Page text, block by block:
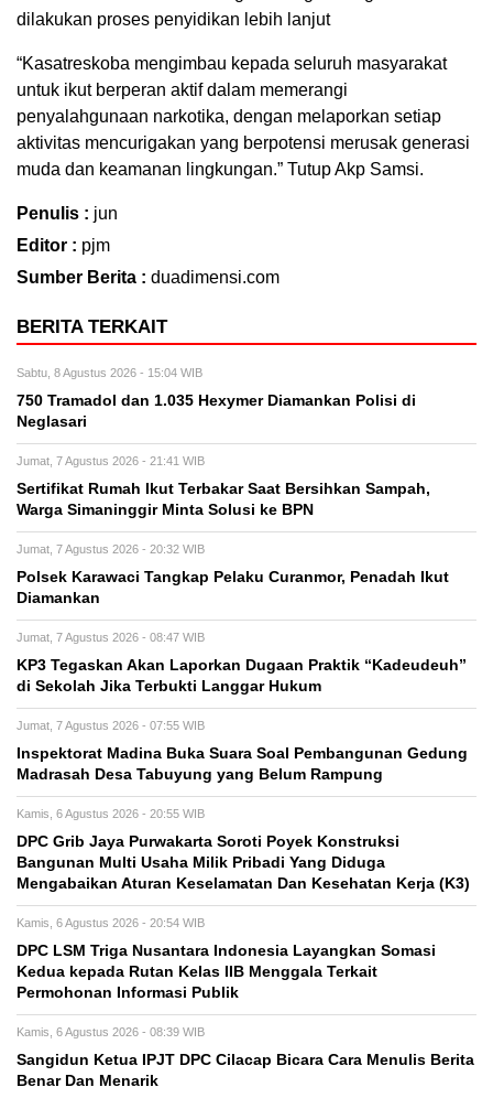
dilakukan proses penyidikan lebih lanjut
“Kasatreskoba mengimbau kepada seluruh masyarakat
untuk ikut berperan aktif dalam memerangi
penyalahgunaan narkotika, dengan melaporkan setiap
aktivitas mencurigakan yang berpotensi merusak generasi
muda dan keamanan lingkungan.” Tutup Akp Samsi.
Penulis : jun
Editor : pjm
Sumber Berita : duadimensi.com
BERITA TERKAIT
Sabtu, 8 Agustus 2026 - 15:04 WIB
750 Tramadol dan 1.035 Hexymer Diamankan Polisi di
Neglasari
Jumat, 7 Agustus 2026 - 21:41 WIB
Sertifikat Rumah Ikut Terbakar Saat Bersihkan Sampah,
Warga Simaninggir Minta Solusi ke BPN
Jumat, 7 Agustus 2026 - 20:32 WIB
Polsek Karawaci Tangkap Pelaku Curanmor, Penadah Ikut
Diamankan
Jumat, 7 Agustus 2026 - 08:47 WIB
KP3 Tegaskan Akan Laporkan Dugaan Praktik “Kadeudeuh”
di Sekolah Jika Terbukti Langgar Hukum
Jumat, 7 Agustus 2026 - 07:55 WIB
Inspektorat Madina Buka Suara Soal Pembangunan Gedung
Madrasah Desa Tabuyung yang Belum Rampung
Kamis, 6 Agustus 2026 - 20:55 WIB
DPC Grib Jaya Purwakarta Soroti Poyek Konstruksi
Bangunan Multi Usaha Milik Pribadi Yang Diduga
Mengabaikan Aturan Keselamatan Dan Kesehatan Kerja (K3)
Kamis, 6 Agustus 2026 - 20:54 WIB
DPC LSM Triga Nusantara Indonesia Layangkan Somasi
Kedua kepada Rutan Kelas IIB Menggala Terkait
Permohonan Informasi Publik
Kamis, 6 Agustus 2026 - 08:39 WIB
Sangidun Ketua IPJT DPC Cilacap Bicara Cara Menulis Berita
Benar Dan Menarik